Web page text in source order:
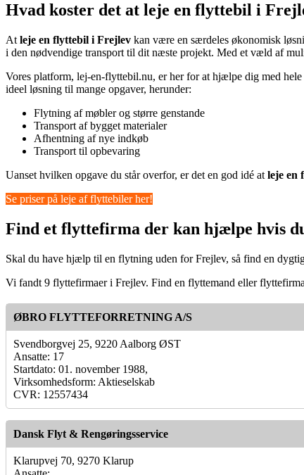
Hvad koster det at leje en flyttebil i
At leje en flyttebil i Frejlev kan være en særdeles økonomisk
i den nødvendige transport til dit næste projekt. Med et væld af
Vores platform, lej-en-flyttebil.nu, er her for at hjælpe dig med
ideel løsning til mange opgaver, herunder:
Flytning af møbler og større genstande
Transport af bygget materialer
Afhentning af nye indkøb
Transport til opbevaring
Uanset hvilken opgave du står overfor, er det en god idé at leje en
Se priser på leje af flyttebiler her!
Find et flyttefirma der kan hjælpe hvis
Skal du have hjælp til en flytning uden for Frejlev, så find en
Vi fandt 9 flyttefirmaer i Frejlev. Find en flyttemand eller
ØBRO FLYTTEFORRETNING A/S
Svendborgvej 25, 9220 Aalborg ØST
Ansatte: 17
Startdato: 01. november 1988,
Virksomhedsform: Aktieselskab
CVR: 12557434
Dansk Flyt & Rengøringsservice
Klarupvej 70, 9270 Klarup